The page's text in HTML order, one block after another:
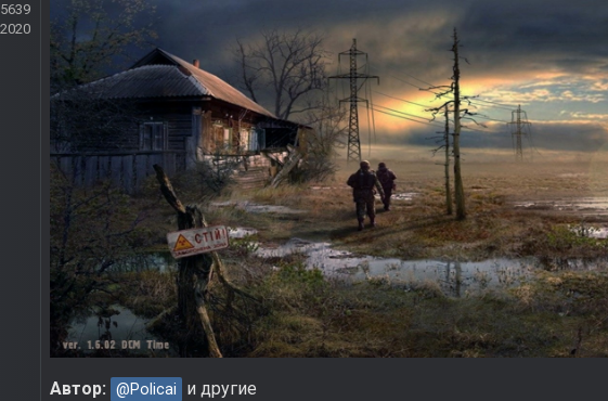
5639
Автор: @Policai
и другие